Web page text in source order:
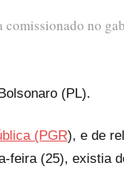
no
(PL).
(PGR), e de
feira (25), existia